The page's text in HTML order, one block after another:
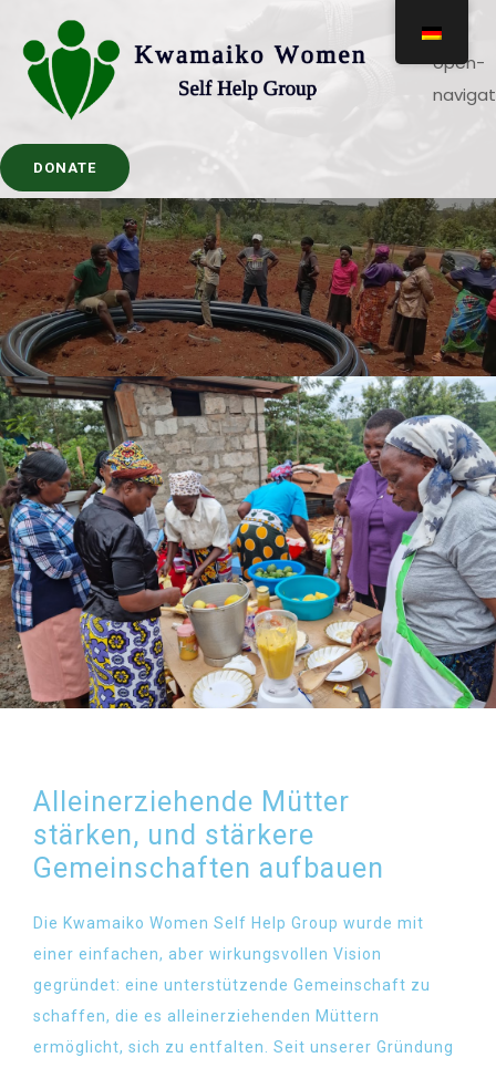
DONATE
Alleinerziehende Mütter
stärken, und stärkere
Gemeinschaften aufbauen
Die Kwamaiko Women Self Help Group wurde mit
einer einfachen, aber wirkungsvollen Vision
gegründet: eine unterstützende Gemeinschaft zu
schaffen, die es alleinerziehenden Müttern
ermöglicht, sich zu entfalten. Seit unserer Gründung